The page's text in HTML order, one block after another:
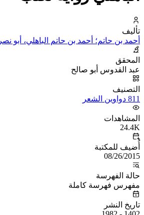
تأليف
أحمد بن حاتم؛ أحمد بن حاتم الباهلي، أبو نصر
المحقق
عبد القدوس أبو صالح
التصنيف
811 دواوين الشعر
المشاهدات
24.4K
أُضيف للمكتبة
08/26/2015
حالة الفهرسة
مفهرس فهرسة كاملة
تاريخ النشر